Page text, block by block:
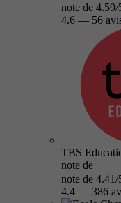
note de 4.59/
4.6 — 56
TBS
note de
note de 4.41/
4.4 — 386